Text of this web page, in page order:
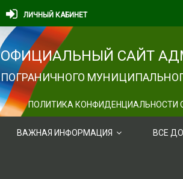
ЛИЧНЫЙ КАБИНЕТ
ОФИЦИАЛЬНЫЙ САЙТ
ПОГРАНИЧНОГО
ПОЛИТИКА КОНФИДЕНЦИАЛЬНОСТИ
ВАЖНАЯ ИНФОРМАЦИЯ ВСЕ